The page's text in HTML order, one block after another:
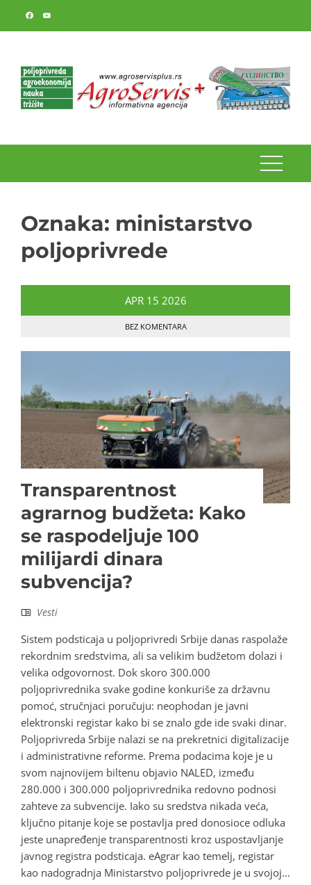
Oznaka: ministarstvo
poljoprivrede
APR 15 2026
BEZ KOMENTARA
Transparentnost
agrarnog budžeta: Kako
se raspodeljuje 100
milijardi dinara
subvencija?
Vesti
Sistem podsticaja u poljoprivredi Srbije danas raspolaže
rekordnim sredstvima, ali sa velikim budžetom dolazi i
velika odgovornost. Dok skoro 300.000
poljoprivrednika svake godine konkuriše za državnu
pomoć, stručnjaci poručuju: neophodan je javni
elektronski registar kako bi se znalo gde ide svaki dinar.
Poljoprivreda Srbije nalazi se na prekretnici digitalizacije
i administrativne reforme. Prema podacima koje je u
svom najnovijem biltenu objavio NALED, između
280.000 i 300.000 poljoprivrednika redovno podnosi
zahteve za subvencije. Iako su sredstva nikada veća,
ključno pitanje koje se postavlja pred donosioce odluka
jeste unapređenje transparentnosti kroz uspostavljanje
javnog registra podsticaja. eAgrar kao temelj, registar
kao nadogradnja Ministarstvo poljoprivrede je u svojoj...